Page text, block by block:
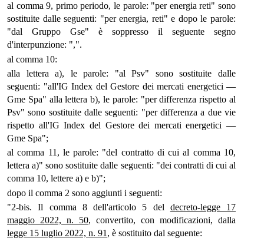
al comma 9, primo periodo, le parole: "per energia reti" sono
sostituite dalle seguenti: "per energia, reti" e dopo le parole:
"dal Gruppo Gse" è soppresso il seguente segno
d'interpunzione: ",".
al comma 10:
alla lettera a), le parole: "al Psv" sono sostituite dalle
seguenti: "all'IG Index del Gestore dei mercati energetici —
Gme Spa" alla lettera b), le parole: "per differenza rispetto al
Psv" sono sostituite dalle seguenti: "per differenza a due vie
rispetto all'IG Index del Gestore dei mercati energetici —
Gme Spa";
al comma 11, le parole: "del contratto di cui al comma 10,
lettera a)" sono sostituite dalle seguenti: "dei contratti di cui al
comma 10, lettere a) e b)";
dopo il comma 2 sono aggiunti i seguenti:
"2-bis. Il comma 8 dell'articolo 5 del decreto-legge 17
maggio 2022, n. 50, convertito, con modificazioni, dalla
legge 15 luglio 2022, n. 91 , è sostituito dal seguente: